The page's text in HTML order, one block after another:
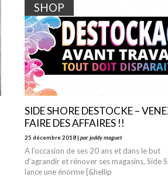
SHOP
SIDE SHORE DESTOCKE –
FAIRE DES AFFAIRES !!
25 décembre 2018 | par joddy maguet
A l’occasion de ses 20 ans et dans le but
d’agrandir et rénover ses magasins, Side
lance une énorme [&hellip